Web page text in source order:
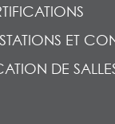
ET
DE